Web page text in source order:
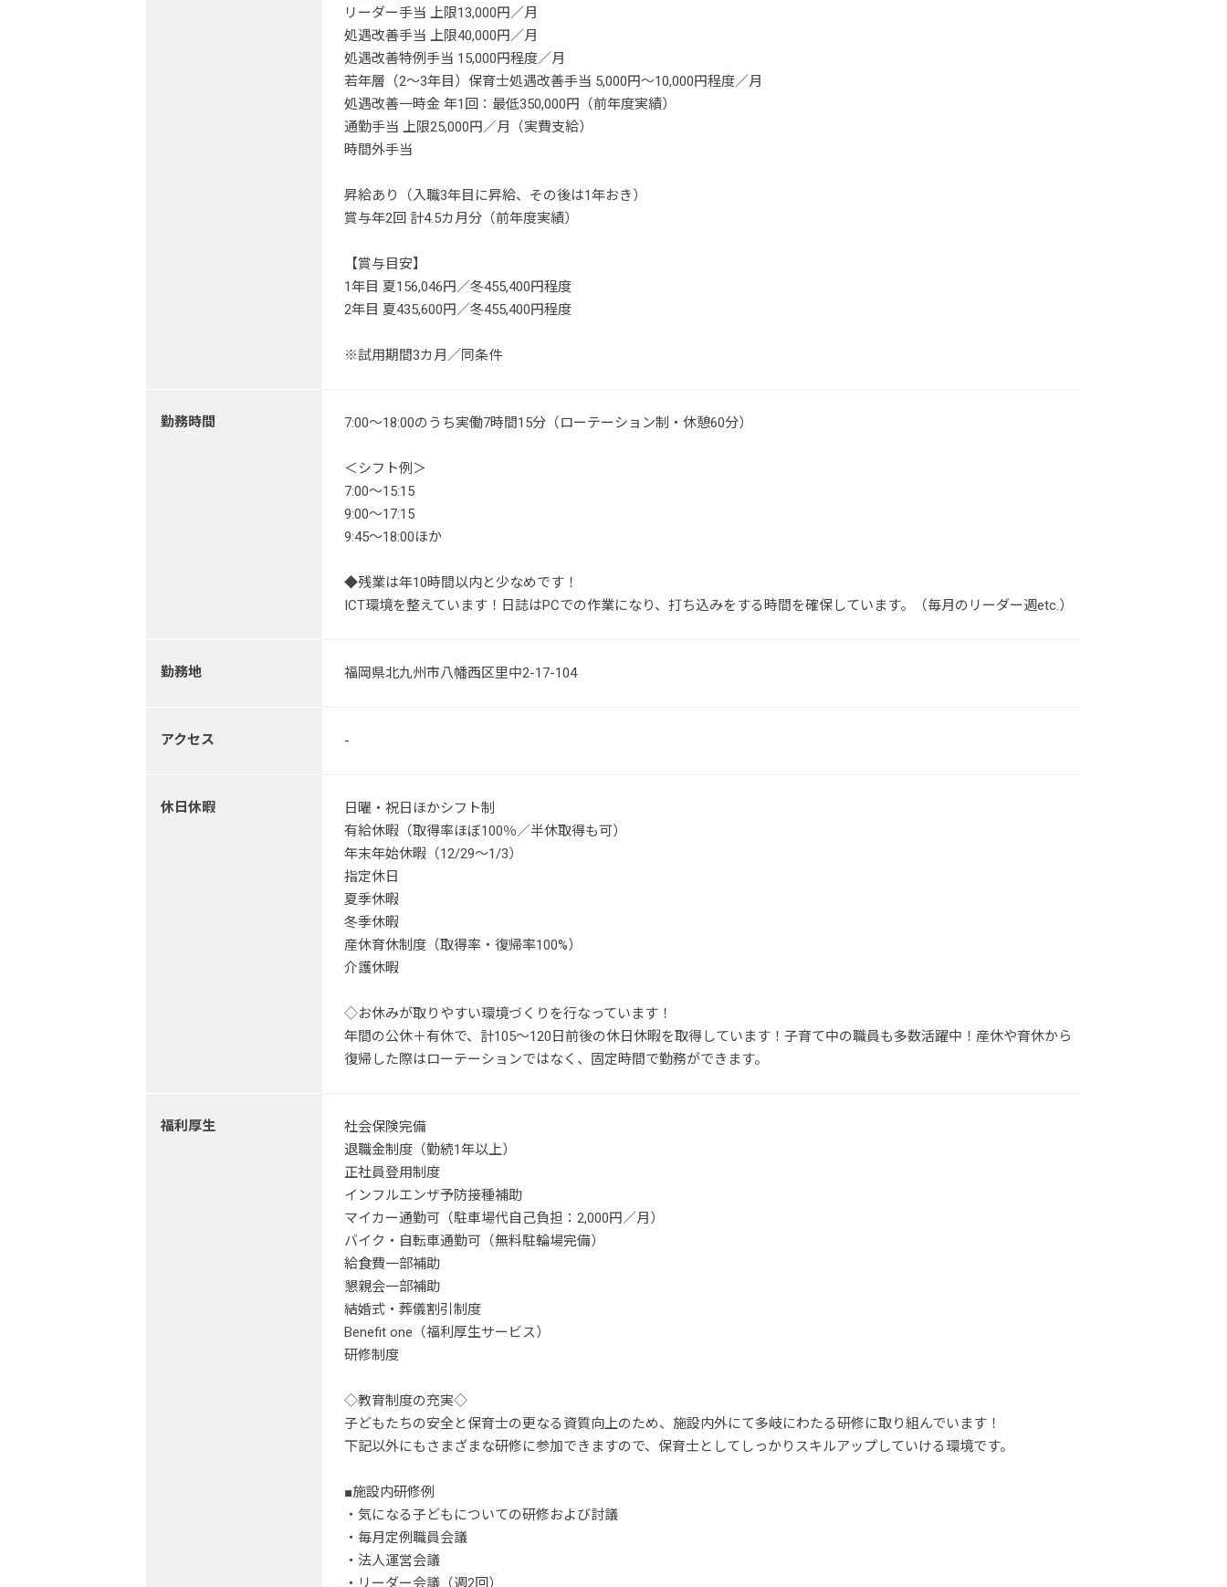
リーダー手当 上限13,000円／月
処遇改善手当 上限40,000円／月
処遇改善特例手当 15,000円程度／月
若年層（2～3年目）保育士処遇改善手当 5,000円～10,000円程度／月
処遇改善一時金 年1回：最低350,000円（前年度実績）
通勤手当 上限25,000円／月（実費支給）
時間外手当
昇給あり（入職3年目に昇給、その後は1年おき）
賞与年2回 計4.5カ月分（前年度実績）
【賞与目安】
1年目 夏156,046円／冬455,400円程度
2年目 夏435,600円／冬455,400円程度
※試用期間3カ月／同条件
勤務時間 7:00～18:00のうち実働7時間15分（ローテーション制・休憩60分）
＜シフト例＞
7:00～15:15
9:00～17:15
9:45～18:00ほか
◆残業は年10時間以内と少なめです！
ICT環境を整えています！日誌はPCでの作業になり、打ち込みをする時間を確保しています。（毎月のリーダー週etc.）
勤務地 福岡県北九州市八幡西区里中2-17-104
アクセス -
休日休暇
日曜・祝日ほかシフト制
有給休暇（取得率ほぼ100％／半休取得も可）
年末年始休暇（12/29～1/3）
指定休日
夏季休暇
冬季休暇
産休育休制度（取得率・復帰率100%）
介護休暇
◇お休みが取りやすい環境づくりを行なっています！
年間の公休＋有休で、計105～120日前後の休日休暇を取得しています！子育て中の職員も多数活躍中！産休や育休から
復帰した際はローテーションではなく、固定時間で勤務ができます。
福利厚生
社会保険完備
退職金制度（勤続1年以上）
正社員登用制度
インフルエンザ予防接種補助
マイカー通勤可（駐車場代自己負担：2,000円／月）
バイク・自転車通勤可（無料駐輪場完備）
給食費一部補助
懇親会一部補助
結婚式・葬儀割引制度
Benefit one（福利厚生サービス）
研修制度
◇教育制度の充実◇
子どもたちの安全と保育士の更なる資質向上のため、施設内外にて多岐にわたる研修に取り組んでいます！
下記以外にもさまざまな研修に参加できますので、保育士としてしっかりスキルアップしていける環境です。
■施設内研修例
・気になる子どもについての研修および討議
・毎月定例職員会議
・法人運営会議
・リーダー会議（週2回）